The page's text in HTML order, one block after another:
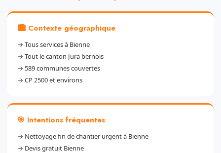
🏙️ Contexte géographique
→ Tous services à Bienne
→ Tout le canton Jura bernois
→ 589 communes couvertes
→ CP 2500 et environs
🎯 Intentions fréquentes
→ Nettoyage fin de chantier urgent à Bienne
→ Devis gratuit Bienne